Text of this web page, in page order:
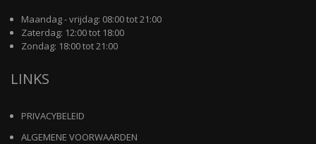
Maandag - vrijdag: 08:00 tot 21:00
Zaterdag: 12:00 tot 18:00
Zondag: 18:00 tot 21:00
LINKS
PRIVACYBELEID
ALGEMENE VOORWAARDEN